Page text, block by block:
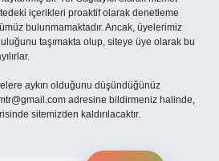
içerikleri proaktif olarak denetleme
bulunmamaktadır. Ancak, üyelerimiz
taşımakta olup, siteye üye olarak bu
aykırı olduğunu düşündüğünüz
adresine bildirmeniz halinde,
sitemizden kaldırılacaktır.